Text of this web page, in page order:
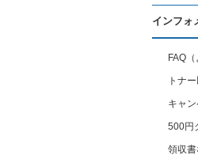
インフォ
FAQ
トナ
キャン
500円
領収